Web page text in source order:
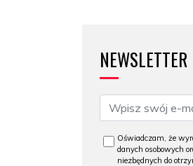
NEWSLETTER
Oświadczam, że
danych osobowych
niezbędnych do